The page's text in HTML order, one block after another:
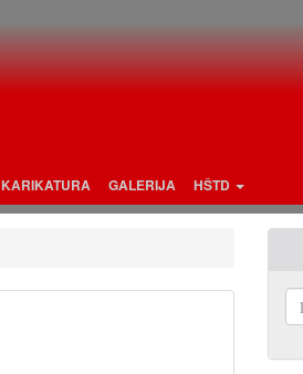
KARIKATURA GALERIJA HŠTD